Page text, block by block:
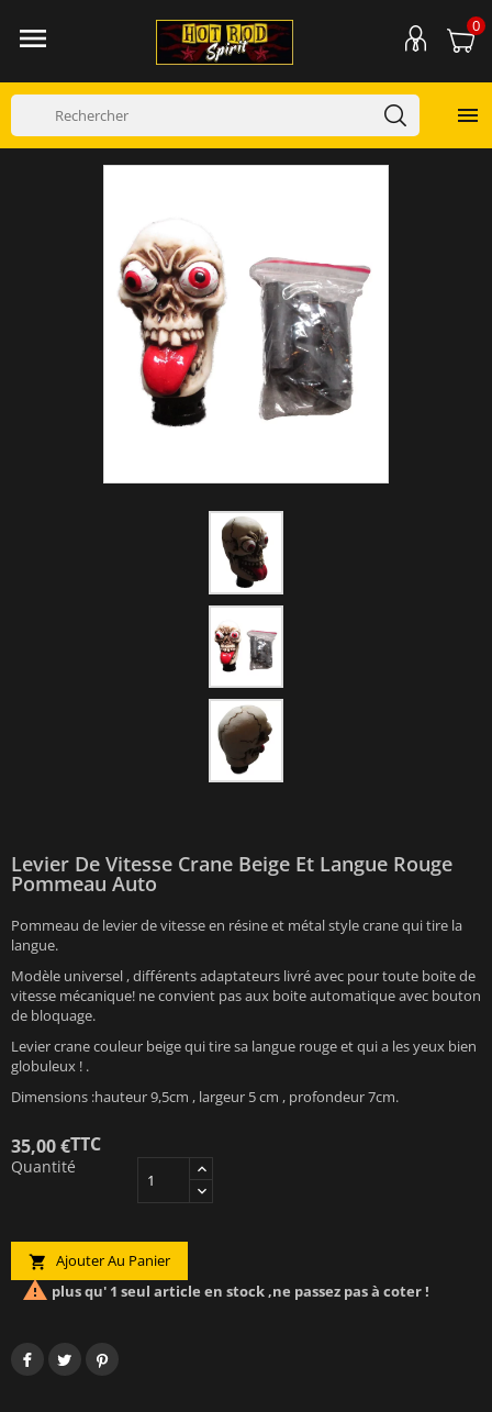
 0

Levier De Vitesse Crane Beige Et Langue Rouge
Pommeau Auto
Pommeau de levier de vitesse en résine et métal style crane qui tire la
langue.
Modèle universel , différents adaptateurs livré avec pour toute boite de
vitesse mécanique! ne convient pas aux boite automatique avec bouton
de bloquage.
Levier crane couleur beige qui tire sa langue rouge et qui a les yeux bien
globuleux ! .
Dimensions :hauteur 9,5cm , largeur 5 cm , profondeur 7cm.
35,00 €TTC
Quantité
 Ajouter Au Panier
 plus qu' 1 seul article en stock ,ne passez pas à coter !